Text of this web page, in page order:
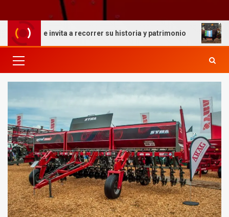
invita a recorrer su historia y patrimonio La